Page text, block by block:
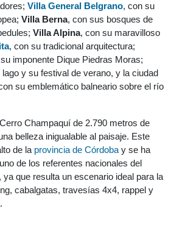
Villa General Belgrano, con su
Villa Berna, con sus bosques de
Villa Alpina, con su maravilloso
, con su tradicional arquitectura;
imponente Dique Piedras Moras;
lago y su festival de verano, y la ciudad
su emblemático balneario sobre el río
Champaquí de 2.790 metros de
belleza inigualable al paisaje. Este
de la provincia de Córdoba y se ha
de los referentes nacionales del
que resulta un escenario ideal para la
cabalgatas, travesías 4x4, rappel y